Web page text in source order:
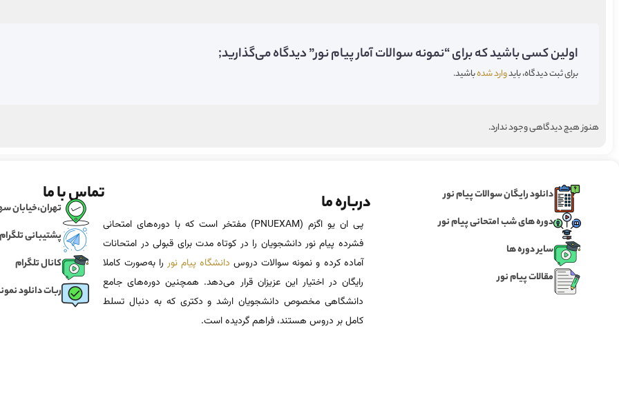
اولین کسی باشید که برای “نمونه سوالات آمار پیام نور” دیدگاه می‌گذارید;
برای ثبت دیدگاه، بایدوارد شدهباشید.
هنوز هیچ دیدگاهی وجود ندارد.
دانلود رایگان سوالات پیام نور
دوره های شب امتحانی پیام نور
سایر دوره ها
مقالات پیام نور
درباره ما
پی ان یو اگزم (PNUEXAM) مفتخر است که با دوره‌های امتحانی
فشرده پیام نور دانشجویان را در کوتاه مدت برای قبولی در امتحانات
آماده‌ کرده و نمونه سوالات دروس دانشگاه پیام نور را به‌صورت کاملا
رایگان در اختیار این عزیزان قرار می‌دهد. همچنین دوره‌های جامع
دانشگاهی مخصوص دانشجویان ارشد و دکتری که به دنبال تسلط
کامل بر دروس هستند، فراهم گردیده است.
تماس با ما
تهران،خیابان
پشتیبانی تلگرام
کانال تلگرام
ربات دانلود